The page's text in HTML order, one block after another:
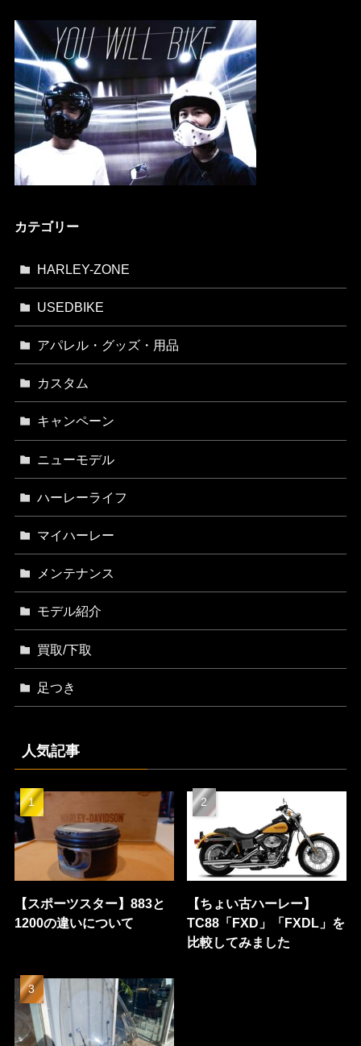
カテゴリー
HARLEY-ZONE
USEDBIKE
アパレル・グッズ・用品
カスタム
キャンペーン
ニューモデル
ハーレーライフ
マイハーレー
メンテナンス
モデル紹介
買取/下取
足つき
人気記事
【スポーツスター】883と
1200の違いについて
【ちょい古ハーレー】
TC88「FXD」「FXDL」を
比較してみました